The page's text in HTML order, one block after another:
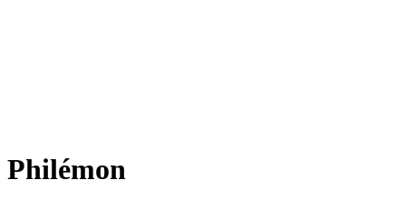
Philémon